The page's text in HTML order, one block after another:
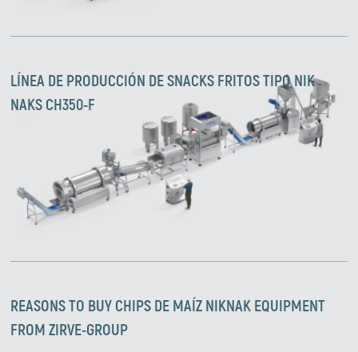
LÍNEA DE PRODUCCIÓN DE SNACKS FRITOS TIPO NIK
NAKS CH350-F
REASONS TO BUY CHIPS DE MAÍZ NIKNAK EQUIPMENT
FROM ZIRVE-GROUP